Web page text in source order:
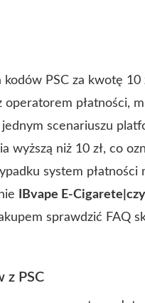
PSC za kwotę 10
płatności,
scenariuszu
wyższą niż 10 zł, co
system płatności
IBvape E-
sprawdzić FAQ
z PSC